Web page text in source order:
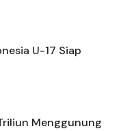
U-17 Siap
Menggunung